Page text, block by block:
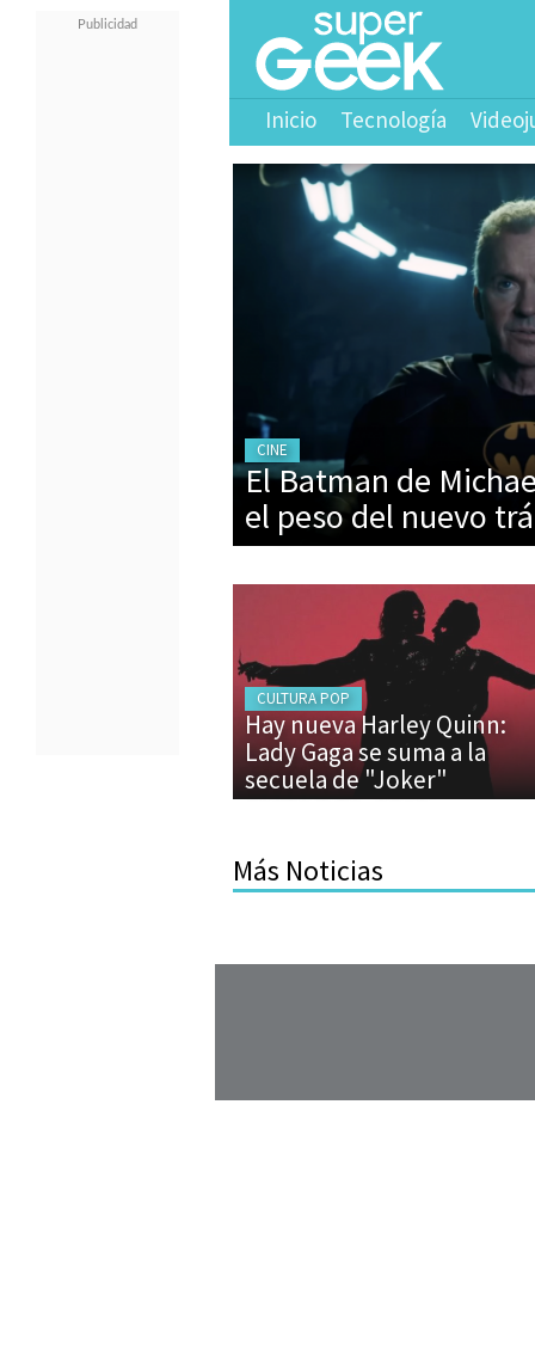
Inicio Tecnología
CINE
El Batman de
el peso del nuevo
CULTURA POP
Hay nueva Harley Quinn:
Lady Gaga se suma a la
secuela de "Joker"
Más Noticias